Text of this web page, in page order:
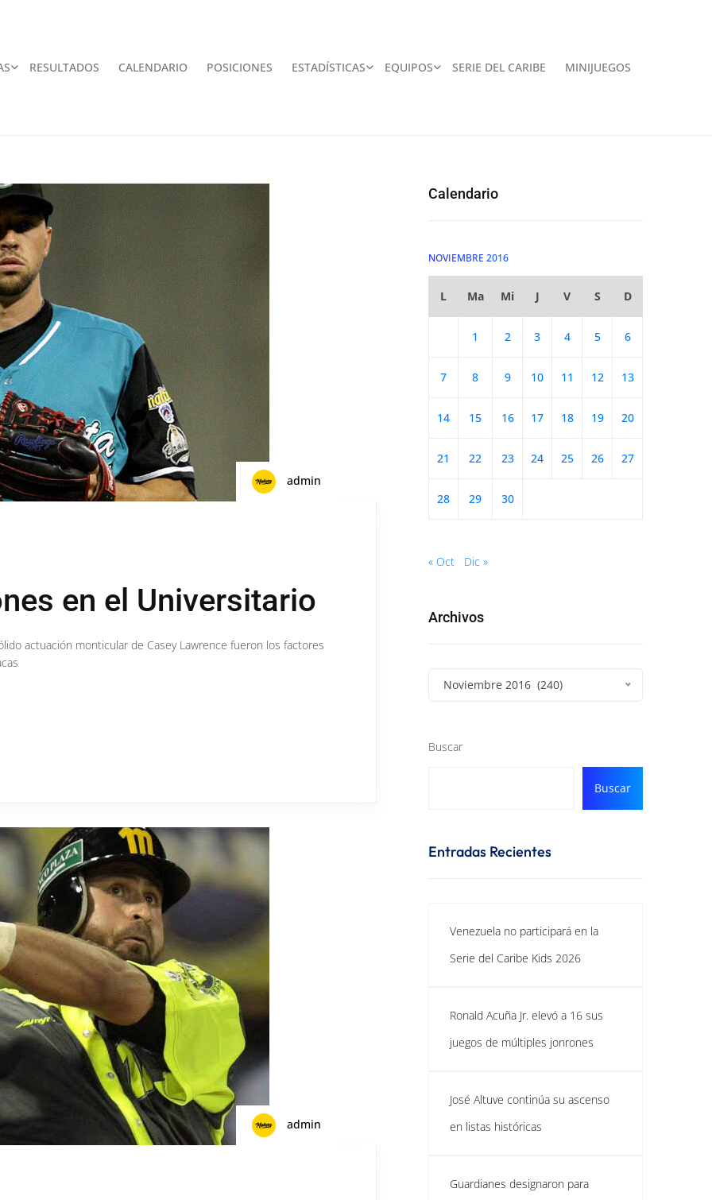
RESULTADOS CALENDARIO POSICIONES ESTADÍSTICAS EQUIPOS SERIE DEL CARIBE MINIJUEGOS
admin
en el Universitario
actuación monticular de Casey Lawrence fueron los factores
admin
Calendario
NOVIEMBRE 2016
L Ma Mi J V S D
1 2 3 4 5 6
7 8 9 10 11 12 13
14 15 16 17 18 19 20
21 22 23 24 25 26 27
28 29 30
« Oct Dic »
Archivos
Noviembre 2016 (240)
Buscar
Buscar
Entradas Recientes
Venezuela no participará en la
Serie del Caribe Kids 2026
Ronald Acuña Jr. elevó a 16 sus
juegos de múltiples jonrones
José Altuve continúa su ascenso
en listas históricas
Guardianes designaron para